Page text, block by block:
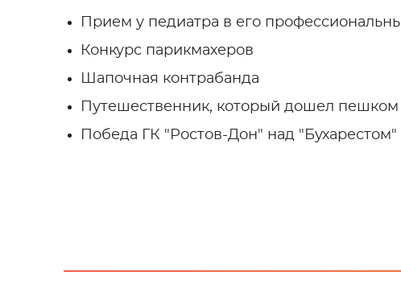
Прием у педиатра в его
Конкурс парикмахеров
Шапочная контрабанда
Путешественник, который дошел пешком
Победа ГК "Ростов-Дон" над "Бухарестом"